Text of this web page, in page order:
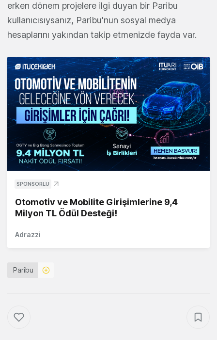
erken dönem projelere ilgi duyan bir Paribu
kullanıcısıysanız, Paribu'nun sosyal medya
hesaplarını yakından takip etmenizde fayda var.
SPONSORLU
Otomotiv ve Mobilite Girişimlerine 9,4
Milyon TL Ödül Desteği!
Adrazzi
Paribu